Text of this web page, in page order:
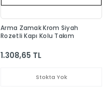
Arma Zamak Krom Siyah
Rozetli Kapı Kolu Takım
1.308,65 TL
Stokta Yok